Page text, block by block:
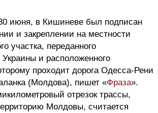
июня, в Кишиневе был подписан
и закреплении на местности
участка, переданного
Украины и расположенного
проходит дорога Одесса-Рени
(Молдова), пишет «Фраза».
отрезок трассы,
Молдовы, считается